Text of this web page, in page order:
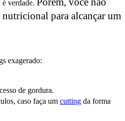
é verdade.
nutricional para alcançar um
exagerado:
de gordura.
caso faça um cutting da forma